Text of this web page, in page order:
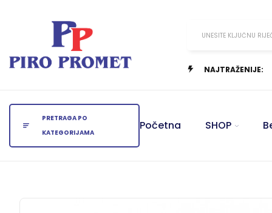
UNESITE KLJUČNU
NAJTRAŽENIJE:
PRETRAGA PO
KATEGORIJAMA
Početna SHOP